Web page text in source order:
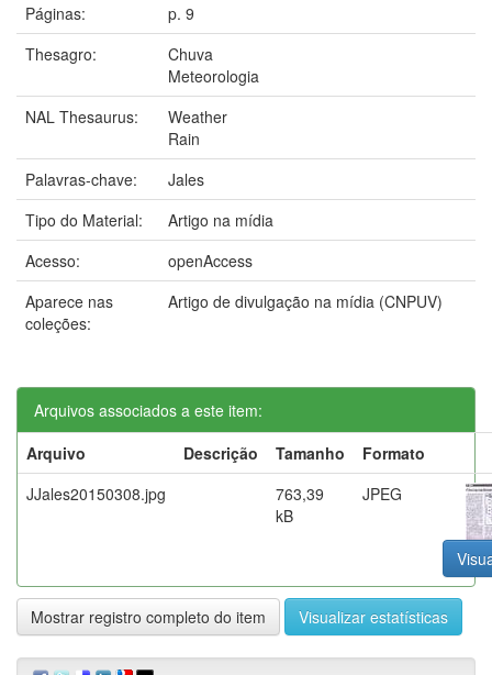
Páginas:
p. 9
Thesagro:
Chuva
Meteorologia
NAL Thesaurus:
Weather
Rain
Palavras-chave:
Jales
Tipo do Material:
Artigo na mídia
Acesso:
openAccess
Aparece nas
coleções:
Artigo de divulgação na mídia (CNPUV)
Arquivos associados a este item:
Arquivo
Descrição Tamanho
Formato
JJales20150308.jpg
763,39
kB
JPEG
Mostrar registro completo do item Visualizar estatísticas